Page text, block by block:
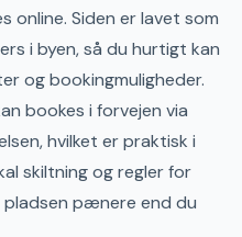
online. Siden er lavet som
i byen, så du hurtigt kan
og bookingmuligheder.
bookes i forvejen via
hvilket er praktisk i
skiltning og regler for
pænere end du